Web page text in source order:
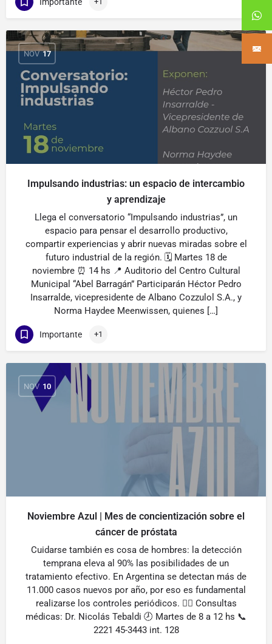
NOV 17
Impulsando industrias: un espacio de intercambio
y aprendizaje
Llega el conversatorio “Impulsando industrias”, un
espacio para pensar el desarrollo productivo,
compartir experiencias y abrir nuevas miradas sobre el
futuro industrial de la región. 🗓 Martes 18 de
noviembre ⏰ 14 hs 📍 Auditorio del Centro Cultural
Municipal “Abel Barragán” Participarán Héctor Pedro
Insarralde, vicepresidente de Albano Cozzulol S.A., y
Norma Haydee Meenwissen, quienes […]
Importante +1
NOV 10
Noviembre Azul | Mes de concientización sobre el
cáncer de próstata
Cuidarse también es cosa de hombres: la detección
temprana eleva al 90% las posibilidades de un
tratamiento efectivo. En Argentina se detectan más de
11.000 casos nuevos por año, por eso es fundamental
realizarse los controles periódicos. 👨‍⚕️ Consultas
médicas: Dr. Nicolás Tebaldi 🕗 Martes de 8 a 12 hs 📞
2221 45-3443 int. 128